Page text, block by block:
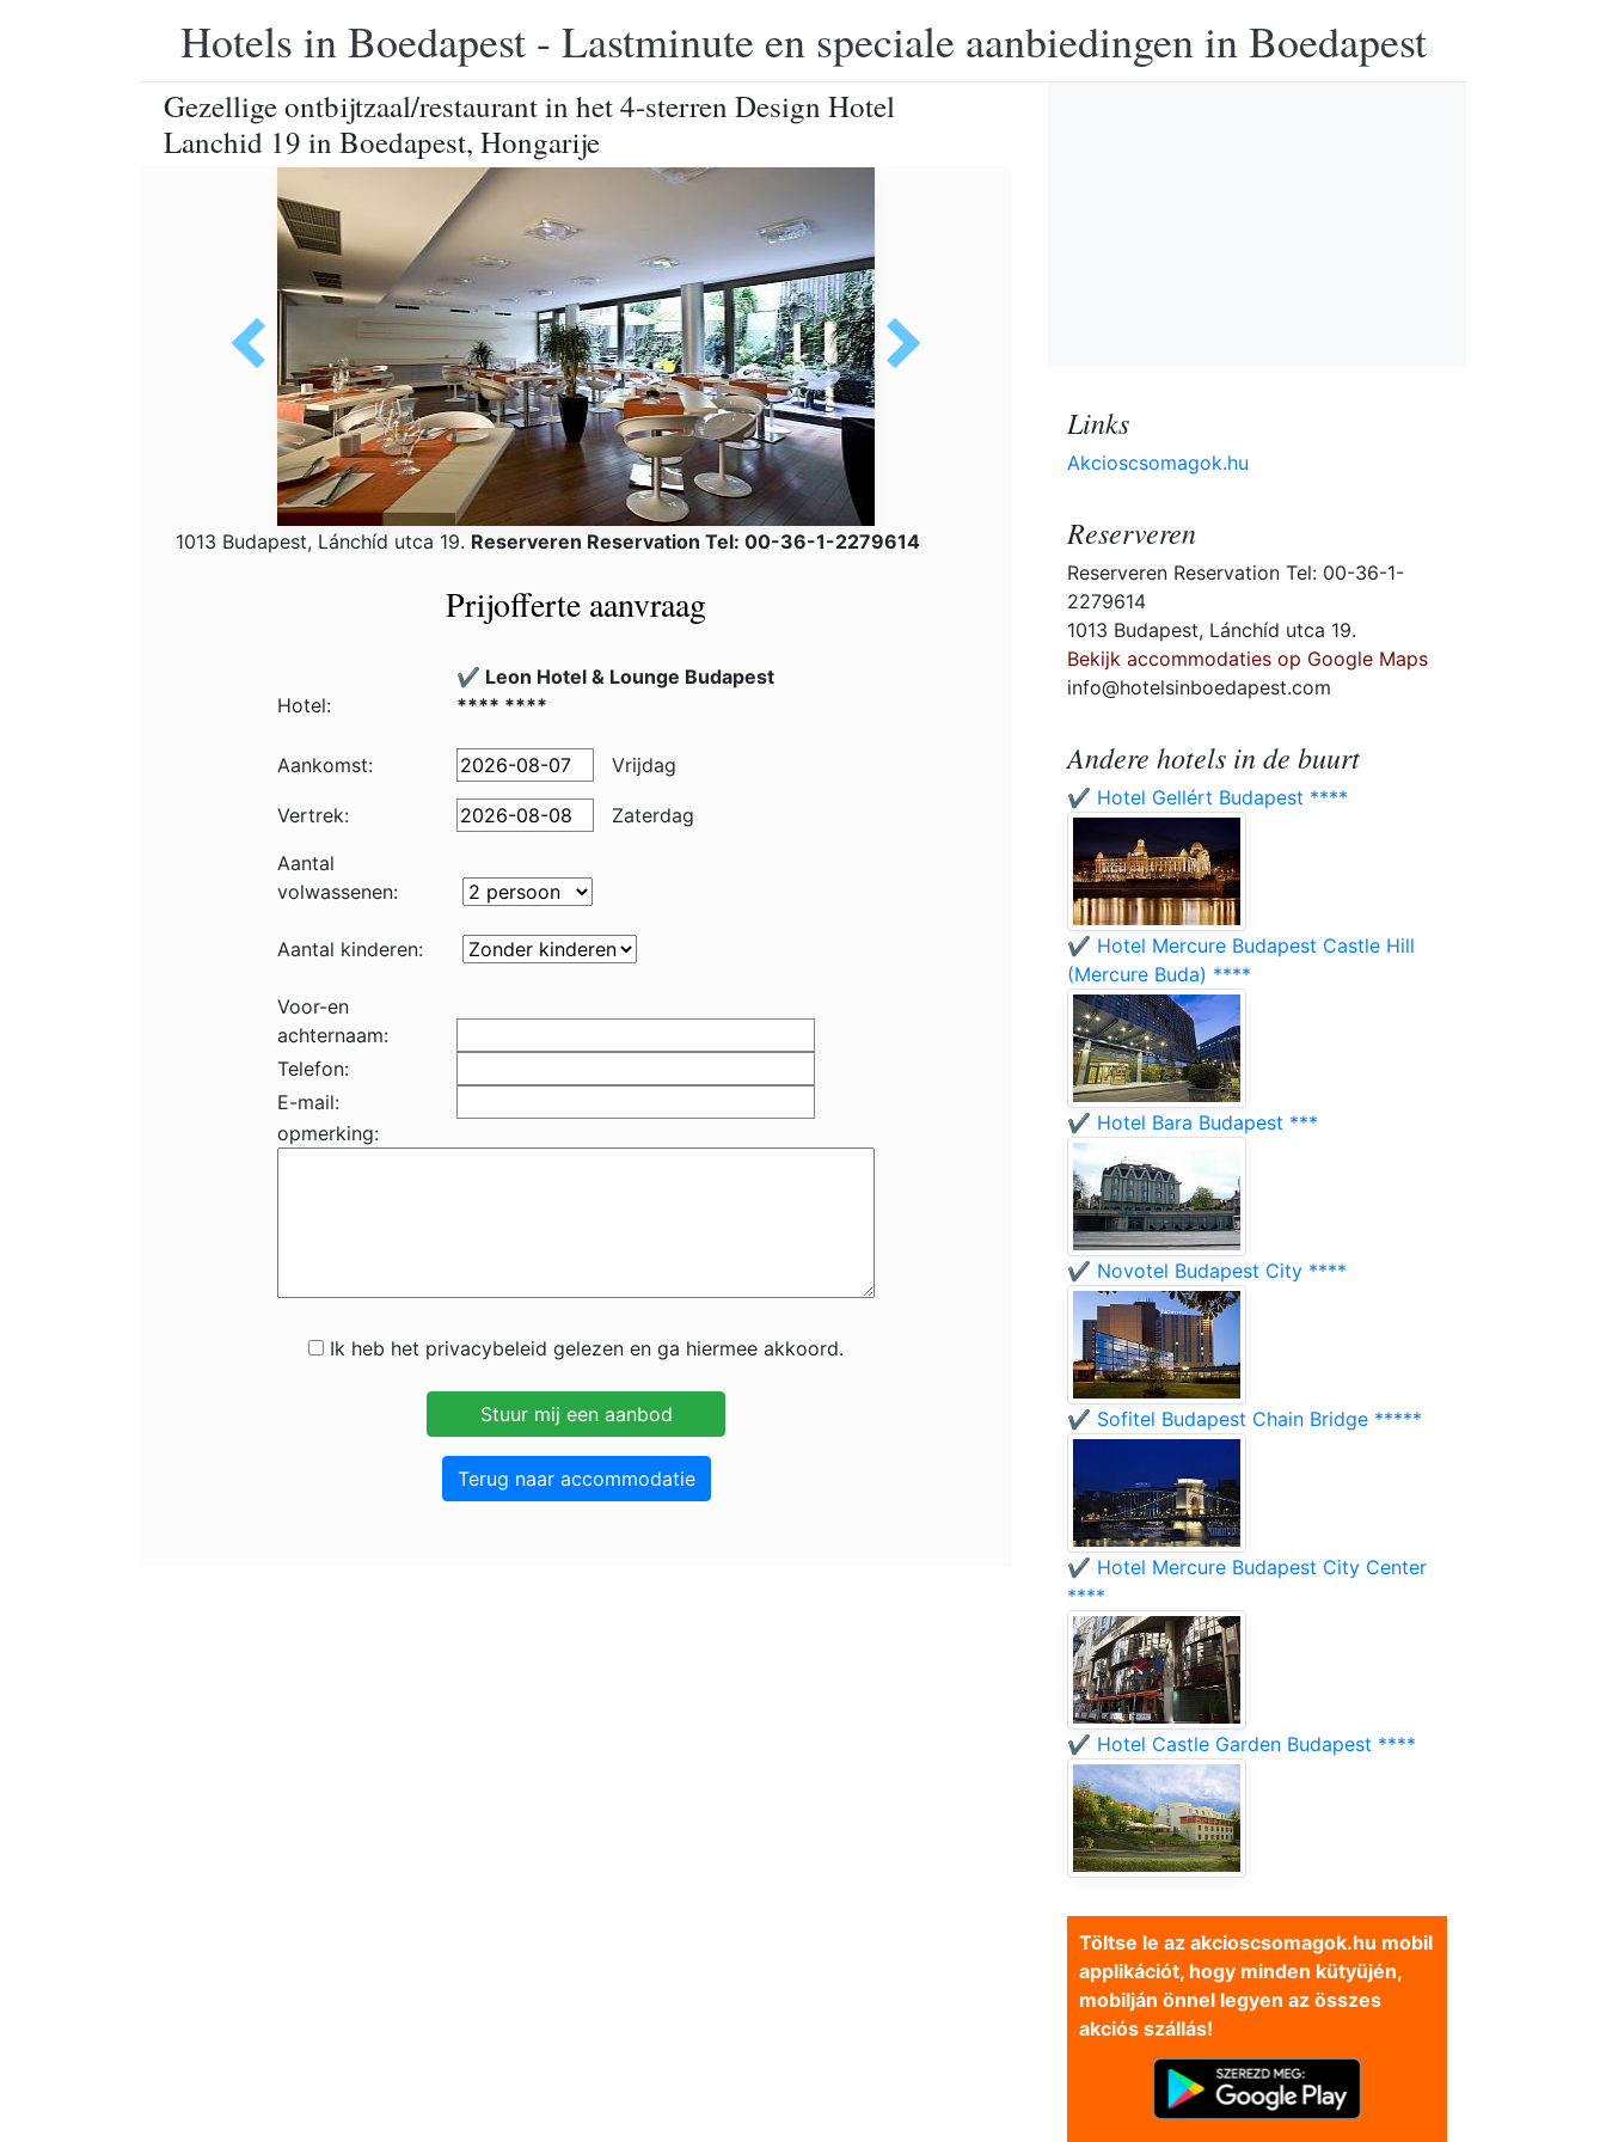
Hotels in Boedapest - Lastminute en speciale aanbiedingen in Boedapest
Gezellige ontbijtzaal/restaurant in het 4-sterren Design Hotel
Lanchid 19 in Boedapest, Hongarije
1013 Budapest, Lánchíd utca 19. Reserveren Reservation Tel: 00-36-1-2279614
Prijofferte aanvraag
Hotel:
✔️ Leon Hotel & Lounge Budapest
**** ****
Aankomst: Vrijdag
Vertrek:
Zaterdag
Aantal
volwassenen:
Aantal kinderen:
Voor-en
achternaam:
Telefon:
E-mail:
opmerking:
Ik heb het privacybeleid gelezen en ga hiermee akkoord.
Terug naar accommodatie
Links
Akcioscsomagok.hu
Reserveren
Reserveren Reservation Tel: 00-36-1-
2279614
1013 Budapest, Lánchíd utca 19.
Bekijk accommodaties op Google Maps
info@hotelsinboedapest.com
Andere hotels in de buurt
✔️ Hotel Gellért Budapest ****
✔️ Hotel Mercure Budapest Castle Hill
(Mercure Buda) ****
✔️ Hotel Bara Budapest ***
✔️ Novotel Budapest City ****
✔️ Sofitel Budapest Chain Bridge *****
✔️ Hotel Mercure Budapest City Center
****
✔️ Hotel Castle Garden Budapest ****
Töltse le az akcioscsomagok.hu mobil
applikációt, hogy minden kütyüjén,
mobilján önnel legyen az összes
akciós szállás!